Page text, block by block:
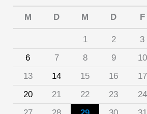
M D M D F
1 2 3
6
7 8 9 10
13
14 15 16 17
20
21 22 23 24